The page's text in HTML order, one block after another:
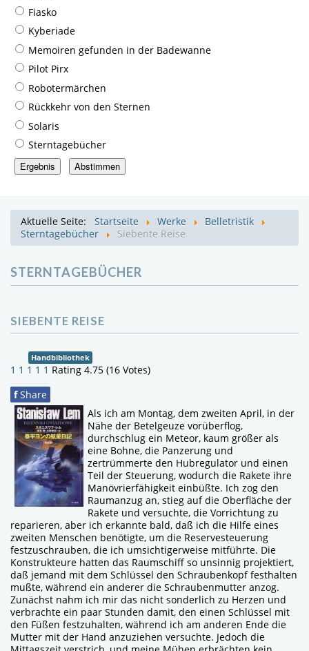
Fiasko
Kyberiade
Memoiren gefunden in der Badewanne
Pilot Pirx
Robotermärchen
Rückkehr von den Sternen
Solaris
Sterntagebücher
Aktuelle Seite: Startseite Werke
Belletristik
Sterntagebücher
Siebente Reise
STERNTAGEBÜCHER
SIEBENTE REISE
Handbibliothek
1 1 1 1 1 Rating 4.75 (16 Votes)
f Share
Als ich am Montag, dem zweiten April, in der
Nähe der Betelgeuze vorüberflog,
durchschlug ein Meteor, kaum größer als
eine Bohne, die Panzerung und
zertrümmerte den Hubregulator und einen
Teil der Steuerung, wodurch die Rakete ihre
Manövrierfähigkeit einbüßte. Ich zog den
Raumanzug an, stieg auf die Oberfläche der
Rakete und versuchte, die Vorrichtung zu
reparieren, aber ich erkannte bald, daß ich die Hilfe eines
zweiten Menschen benötigte, um die Reservesteuerung
festzuschrauben, die ich umsichtigerweise mitführte. Die
Konstrukteure hatten das Raumschiff so unsinnig projektiert,
daß jemand mit dem Schlüssel den Schraubenkopf festhalten
mußte, während ein anderer die Schraubenmutter anzog.
Zunächst nahm ich mir das nicht sonderlich zu Herzen und
verbrachte ein paar Stunden damit, den einen Schlüssel mit
den Füßen festzuhalten, während ich am anderen Ende die
Mutter mit der Hand anzuziehen versuchte. Jedoch die